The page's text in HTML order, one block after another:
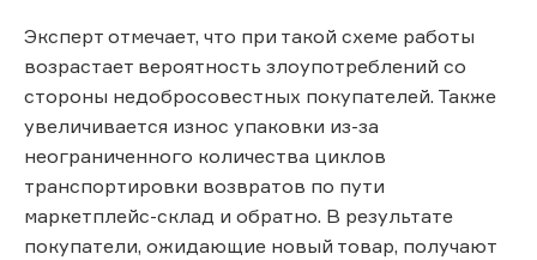
Эксперт отмечает, что при такой схеме работы
возрастает вероятность злоупотреблений со
стороны недобросовестных покупателей. Также
увеличивается износ упаковки из-за
неограниченного количества циклов
транспортировки возвратов по пути
маркетплейс-склад и обратно. В результате
покупатели, ожидающие новый товар, получают